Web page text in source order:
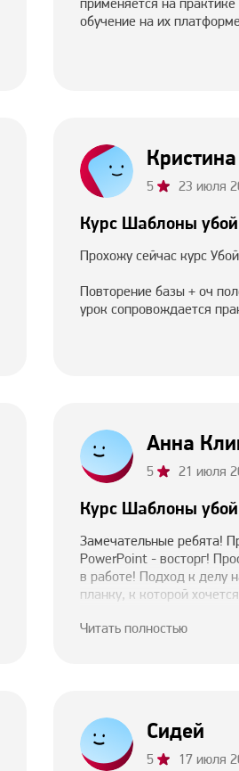
обучение на их
5 23 июля
Курс Шаблоны
Прохожу сейчас курс
Повторение базы + оч
урок сопровождается
Анна
5 21 июля
Курс Шаблоны
Замечательные ребята!
PowerPoint - восторг!
в работе! Подход к делу
планку, к которой
пересматриваю уже:)
Читать полностью
Сидей
5 17 июля